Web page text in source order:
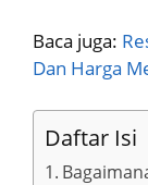
Baca juga:
Dan Harga
Daftar Isi